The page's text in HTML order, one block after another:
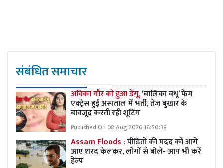
संबंधित समाचार
अविका गौर को हुआ डेंगू,‘बालिका वधू’ फेम
एक्ट्रेस हुई अस्पताल में भर्ती, तेज बुखार के
बावजूद करती रहीं शूटिंग
Published On 08 Aug 2026 16:50:38
Assam Floods :पीड़ितों की मदद को आगे
आए शरद केलकर, लोगों से बोले- आप भी करें
हेल्प